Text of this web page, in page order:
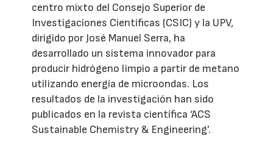
centro mixto del Consejo Superior de
Investigaciones Científicas (CSIC) y la UPV,
dirigido por José Manuel Serra, ha
desarrollado un sistema innovador para
producir hidrógeno limpio a partir de metano
utilizando energía de microondas. Los
resultados de la investigación han sido
publicados en la revista científica ‘ACS
Sustainable Chemistry & Engineering’.